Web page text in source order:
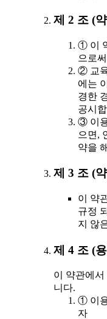
제 2 조 (
① 이
으로
② 교
에는
경한
공시
③ 이
으면,
약을
제 3 조 (
이 약
규정
지 않
제 4 조 (
이 약관에
니다.
① 이
자